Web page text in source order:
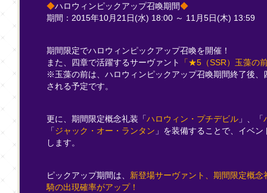
◆ハロウィンピックアップ召喚期間◆
期間：2015年10月21日(水) 18:00 ～ 11月5日(木) 13:59
期間限定でハロウィンピックアップ召喚を開催！
また、四章で活躍するサーヴァント
「★5（SSR）玉藻の
※玉藻の前は、ハロウィンピックアップ召喚期間終了後
される予定です。
更に、期間限定概念礼装「ハロウィン・プチデビル 」、「
「ジャック・オー・ランタン 」を装備することで、イベ
します。
ピックアップ期間は、 新登場サーヴァント、期間限定概
騎の出現確率がアップ！